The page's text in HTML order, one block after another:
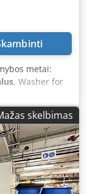
metai:
, Washer for
Brand: Boldt
BW0 04 122
steel
mm Overall
skelbimas